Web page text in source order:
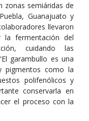
zonas semiáridas de
Guanajuato y
llevaron
fermentación del
cuidando las
garambullo es una
pigmentos como la
polifenólicos y
conservarla en
el proceso con la